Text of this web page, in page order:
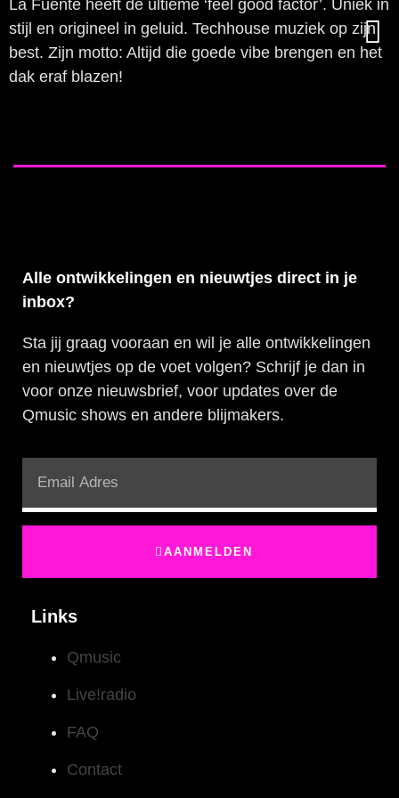
La Fuente heeft de ultieme ‘feel good factor’. Uniek in
stijl en origineel in geluid. Techhouse muziek op zijn
best. Zijn motto: Altijd die goede vibe brengen en het
dak eraf blazen!
Alle ontwikkelingen en nieuwtjes direct in je
inbox?
Sta jij graag vooraan en wil je alle ontwikkelingen
en nieuwtjes op de voet volgen? Schrijf je dan in
voor onze nieuwsbrief, voor updates over de
Qmusic shows en andere blijmakers.
AANMELDEN
Links
Qmusic
Live!radio
FAQ
Contact